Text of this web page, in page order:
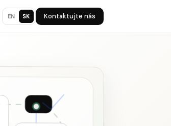
EN SK Kontaktujte nás